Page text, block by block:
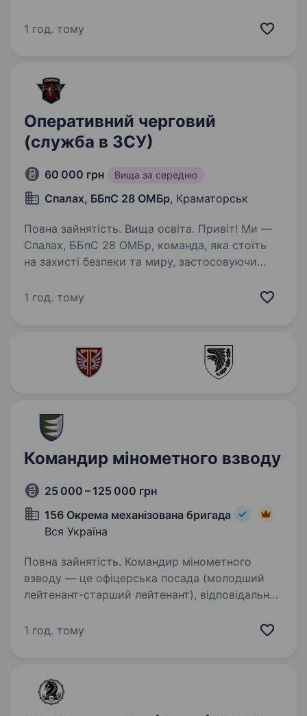
передових технологій, захищати нашу землю
1 год. тому
Оперативний черговий
(служба в ЗСУ)
60 000 грн Вища за середню
Спалах, ББпС 28 ОМБр, Краматорськ
Повна зайнятість. Вища освіта. Привіт! Ми —
Спалах, ББпС 28 ОМБр, команда, яка стоїть
на захисті безпеки та миру, застосовуючи
протистояння ворогу. Як Оперативний
1 год. тому
Командир мінометного взводу
25 000 – 125 000 грн
156 Окрема механізована бригада
Вся Україна
Повна зайнятість. Командир мінометного
взводу — це офіцерська посада (молодший
лейтенант-старший лейтенант), відповідальний
вогнем мінометів, планування бойових дій,
1 год. тому